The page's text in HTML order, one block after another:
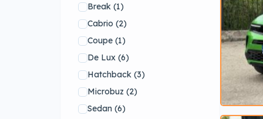
Break (1)
Cabrio (2)
Coupe (1)
De Lux (6)
Hatchback (3)
Microbuz (2)
Sedan (6)